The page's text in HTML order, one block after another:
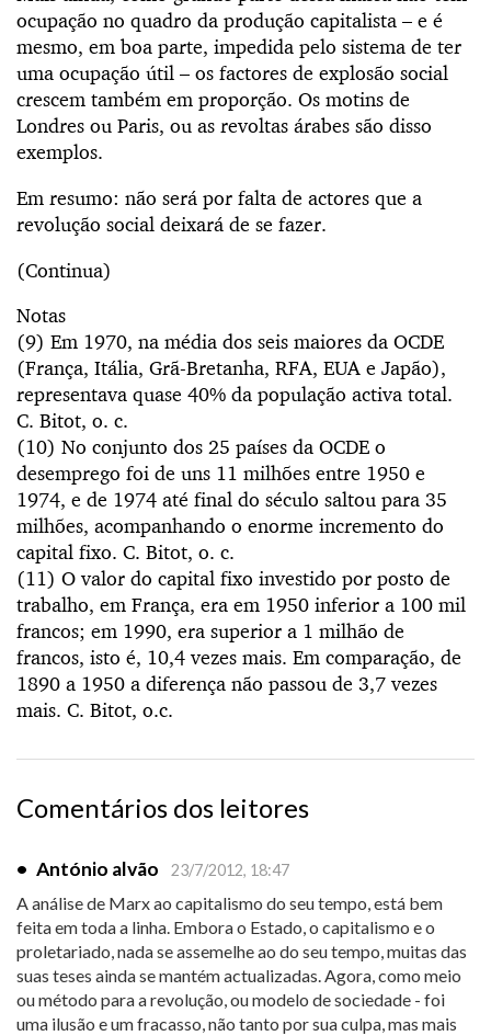
ocupação no quadro da produção capitalista – e é
mesmo, em boa parte, impedida pelo sistema de ter
uma ocupação útil – os factores de explosão social
crescem também em proporção. Os motins de
Londres ou Paris, ou as revoltas árabes são disso
exemplos.
Em resumo: não será por falta de actores que a
revolução social deixará de se fazer.
(Continua)
Notas
(9) Em 1970, na média dos seis maiores da OCDE
(França, Itália, Grã-Bretanha, RFA, EUA e Japão),
representava quase 40% da população activa total.
C. Bitot, o. c.
(10) No conjunto dos 25 países da OCDE o
desemprego foi de uns 11 milhões entre 1950 e
1974, e de 1974 até final do século saltou para 35
milhões, acompanhando o enorme incremento do
capital fixo. C. Bitot, o. c.
(11) O valor do capital fixo investido por posto de
trabalho, em França, era em 1950 inferior a 100 mil
francos; em 1990, era superior a 1 milhão de
francos, isto é, 10,4 vezes mais. Em comparação, de
1890 a 1950 a diferença não passou de 3,7 vezes
mais. C. Bitot, o.c.
Comentários dos leitores
• António alvão 23/7/2012, 18:47
A análise de Marx ao capitalismo do seu tempo, está bem
feita em toda a linha. Embora o Estado, o capitalismo e o
proletariado, nada se assemelhe ao do seu tempo, muitas das
suas teses ainda se mantém actualizadas. Agora, como meio
ou método para a revolução, ou modelo de sociedade - foi
uma ilusão e um fracasso, não tanto por sua culpa, mas mais